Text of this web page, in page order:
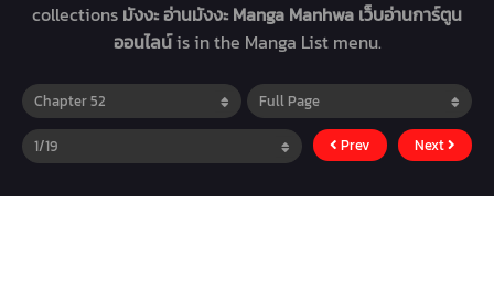
collections มังงะ อ่านมังงะ Manga Manhwa เว็บอ่านการ์ตูน
ออนไลน์is in the Manga List menu.
Prev Next